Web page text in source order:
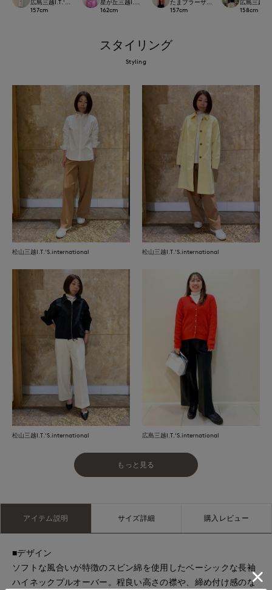
157cm
162cm
157cm
158cm
スタイリング
Styling
松山三越I.T.'S.international 松山三越I.T.'S.international
松山三越I.T.'S.international 広島三越I.T.'S.international
もっと見る
アイテム説明 サイズ詳細 購入レビュー
■デザイン
ソフトな風合いが特徴のスビン綿を使用したベーシックな長袖
ハイネックプルオーバー。程良い高さの襟や、締め付け感のな